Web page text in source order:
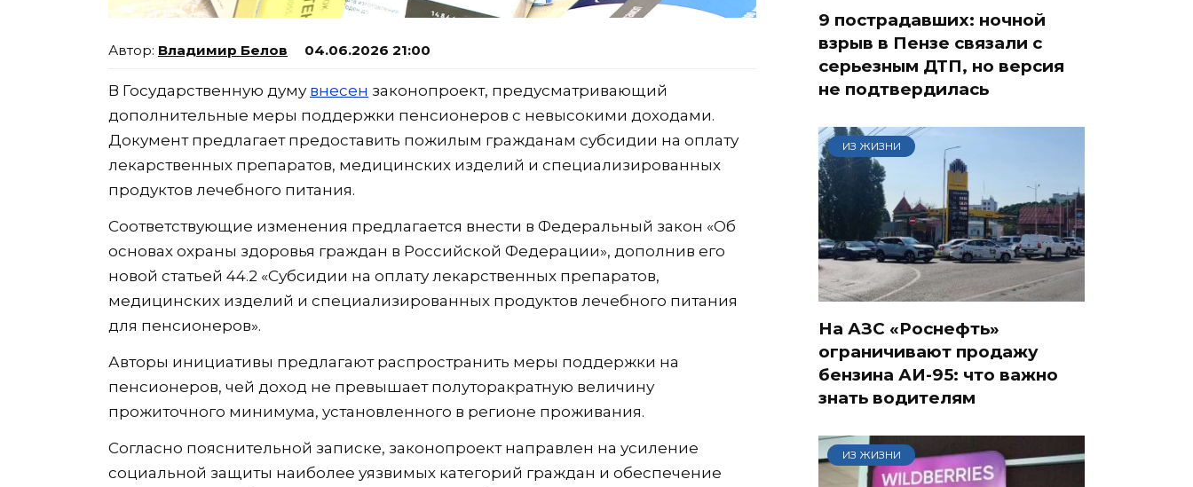
Владимир Белов 04.06.2026 21:00
В Государственную думу внесен законопроект, предусматривающий
дополнительные меры поддержки пенсионеров с невысокими доходами.
Документ предлагает предоставить пожилым гражданам субсидии на оплату
лекарственных препаратов, медицинских изделий и специализированных
продуктов лечебного питания.
Соответствующие изменения предлагается внести в Федеральный закон «Об
основах охраны здоровья граждан в Российской Федерации», дополнив его
новой статьей 44.2 «Субсидии на оплату лекарственных препаратов,
медицинских изделий и специализированных продуктов лечебного питания
для пенсионеров».
Авторы инициативы предлагают распространить меры поддержки на
пенсионеров, чей доход не превышает полуторакратную величину
прожиточного минимума, установленного в регионе проживания.
Согласно пояснительной записке, законопроект направлен на усиление
социальной защиты наиболее уязвимых категорий граждан и обеспечение
9 пострадавших: ночной
взрыв в Пензе связали с
серьезным ДТП, но версия
не подтвердилась
ИЗ ЖИЗНИ
На АЗС «Роснефть»
ограничивают продажу
бензина АИ-95: что важно
знать водителям
ИЗ ЖИЗНИ